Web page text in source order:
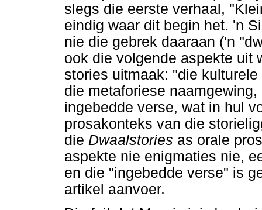
slegs die eerste verhaal,
eindig waar dit begin het. 'n
nie die gebrek daaraan ('n
ook die volgende aspekte uit
stories uitmaak: "die
die metaforiese
ingebedde verse, wat in hul
prosakonteks van die
die Dwaalstories as orale
aspekte nie enigmaties nie,
en die "ingebedde verse" is
artikel aanvoer.